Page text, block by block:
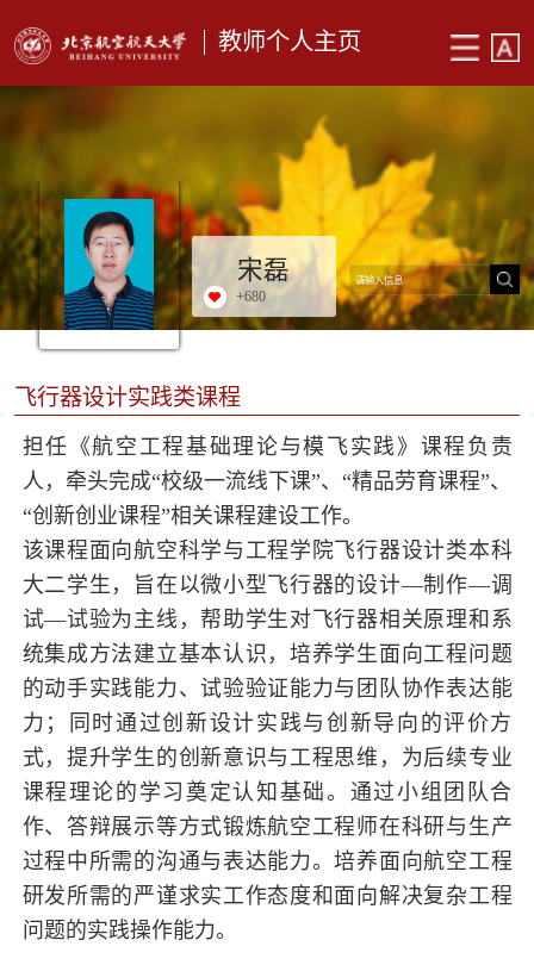
教师个人主页
宋磊
+680
飞行器设计实践类课程
担任《航空工程基础理论与模飞实践 》课程负责
人，牵头完成“校级一流线下课”、“精品劳育课程”、
“创新创业课程”相关课程建设工作。
该课程面向航空科学与工程学院飞行器设计类本科
大二学生，旨在以微小型飞行器的设计—制作—调
试—试验为主线，帮助学生对飞行器相关原理和系
统集成方法建立基本认识，培养学生面向工程问题
的动手实践能力、试验验证能力与团队协作表达能
力；同时通过创新设计实践与创新导向的评价方
式，提升学生的创新意识与工程思维，为后续专业
课程理论的学习奠定认知基础。通过小组团队合
作、答辩展示等方式锻炼航空工程师在科研与生产
过程中所需的沟通与表达能力。培养面向航空工程
研发所需的严谨求实工作态度和面向解决复杂工程
问题的实践操作能力。